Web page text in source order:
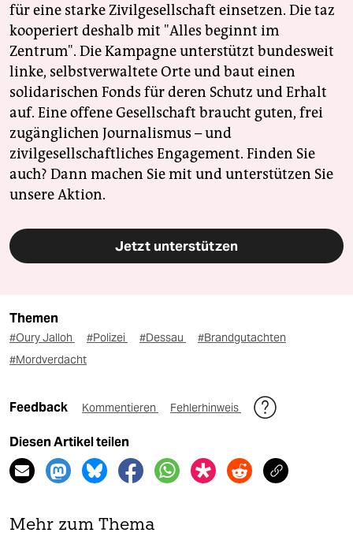
für eine starke Zivilgesellschaft einsetzen. Die taz
kooperiert deshalb mit "Alles beginnt im
Zentrum". Die Kampagne unterstützt bundesweit
linke, selbstverwaltete Orte und baut einen
solidarischen Fonds für deren Schutz und Erhalt
auf. Eine offene Gesellschaft braucht guten, frei
zugänglichen Journalismus – und
zivilgesellschaftliches Engagement. Finden Sie
auch? Dann machen Sie mit und unterstützen Sie
unsere Aktion.
Jetzt unterstützen
Themen
#Oury Jalloh #Polizei #Dessau
#Brandgutachten
#Mordverdacht
Feedback Kommentieren Fehlerhinweis
Diesen Artikel teilen
Mehr zum Thema